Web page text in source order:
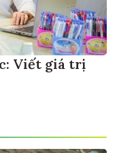
Viết giá trị